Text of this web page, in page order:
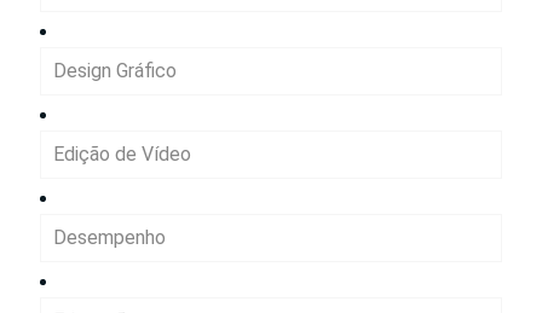
Design Gráfico
Edição de Vídeo
Desempenho